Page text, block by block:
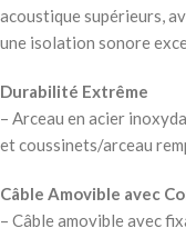
acoustique supérieurs,
une isolation sonore
Durabilité Extrême
– Arceau en acier
et coussinets/arceau
Câble Amovible avec
– Câble amovible avec